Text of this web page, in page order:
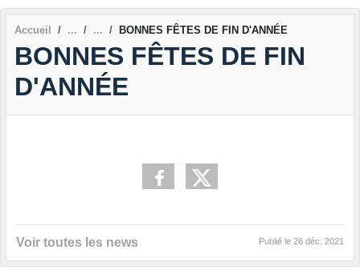
Accueil BONNES FÊTES DE FIN D'ANNÉE
BONNES FÊTES DE FIN
D'ANNÉE
Voir toutes les news Publié le 26 déc. 2021